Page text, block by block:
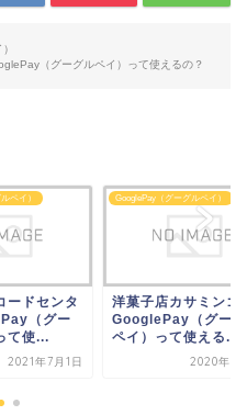
（グーグルペイ）って使えるの？
ペイ）
ミンゴーで
グーグル
える...
2020年11月2日
GooglePay（グーグルペイ）
ファストSIM-WiFiで
GooglePay（グー
ペイ）って使...
2021年5